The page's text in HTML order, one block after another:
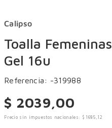
Calipso
Toalla
Gel 16u
Referencia: -319988
$ 2039,00
Precio sin impuestos nacionales: $ 1685 , 12